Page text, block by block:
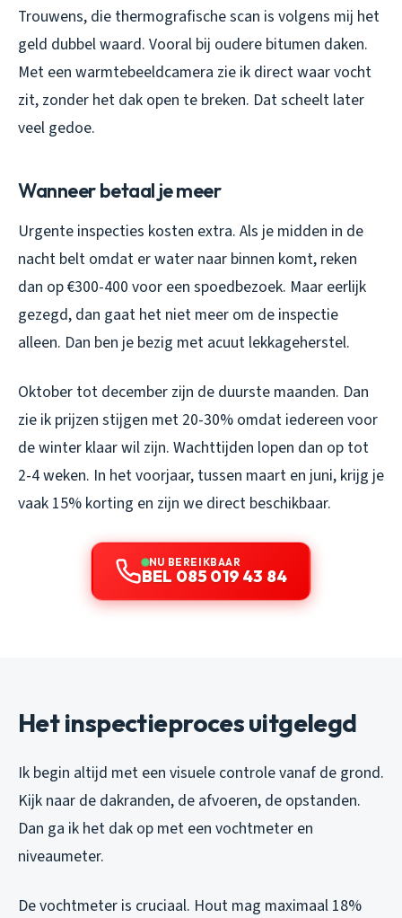
Trouwens, die thermografische scan is volgens mij het
geld dubbel waard. Vooral bij oudere bitumen daken.
Met een warmtebeeldcamera zie ik direct waar vocht
zit, zonder het dak open te breken. Dat scheelt later
veel gedoe.
Wanneer betaal je meer
Urgente inspecties kosten extra. Als je midden in de
nacht belt omdat er water naar binnen komt, reken
dan op €300-400 voor een spoedbezoek. Maar eerlijk
gezegd, dan gaat het niet meer om de inspectie
alleen. Dan ben je bezig met acuut lekkageherstel.
Oktober tot december zijn de duurste maanden. Dan
zie ik prijzen stijgen met 20-30% omdat iedereen voor
de winter klaar wil zijn. Wachttijden lopen dan op tot
2-4 weken. In het voorjaar, tussen maart en juni, krijg je
vaak 15% korting en zijn we direct beschikbaar.
NU BEREIKBAAR
BEL 085 019 43 84
Het inspectieproces uitgelegd
Ik begin altijd met een visuele controle vanaf de grond.
Kijk naar de dakranden, de afvoeren, de opstanden.
Dan ga ik het dak op met een vochtmeter en
niveaumeter.
De vochtmeter is cruciaal. Hout mag maximaal 18%